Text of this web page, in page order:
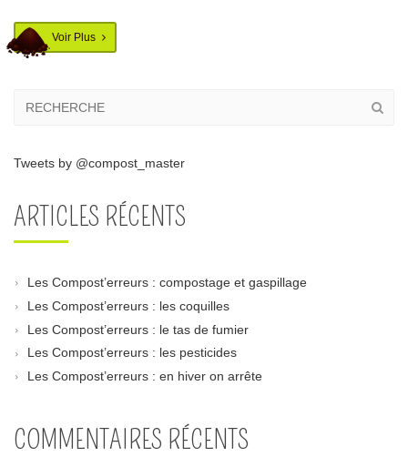
Voir Plus
Tweets by @compost_master
ARTICLES RÉCENTS
Les Compost’erreurs : compostage et gaspillage
Les Compost’erreurs : les coquilles
Les Compost’erreurs : le tas de fumier
Les Compost’erreurs : les pesticides
Les Compost’erreurs : en hiver on arrête
COMMENTAIRES RÉCENTS